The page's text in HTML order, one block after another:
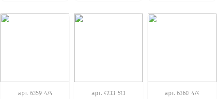
арт. 6359-474 арт. 4233-513 арт. 6360-474